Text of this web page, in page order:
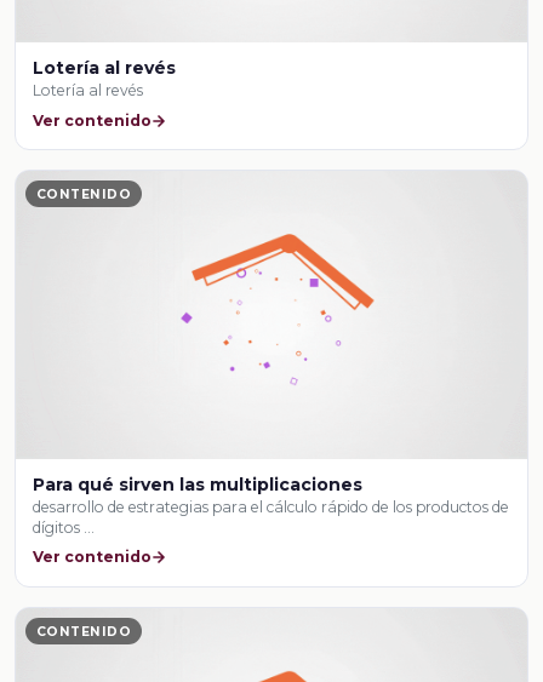
Lotería al revés
Lotería al revés
Ver contenido
CONTENIDO
Para qué sirven las multiplicaciones
desarrollo de estrategias para el cálculo rápido de los productos de
dígitos …
Ver contenido
CONTENIDO